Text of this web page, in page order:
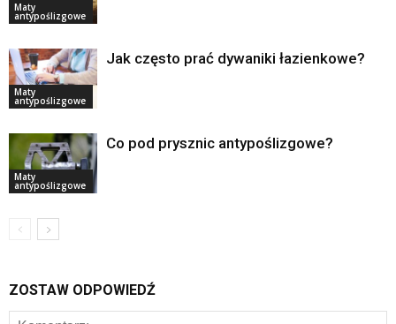
Maty
antypoślizgowe
Maty
antypoślizgowe
Jak często prać dywaniki łazienkowe?
Maty
antypoślizgowe
Co pod prysznic antypoślizgowe?
ZOSTAW ODPOWIEDŹ